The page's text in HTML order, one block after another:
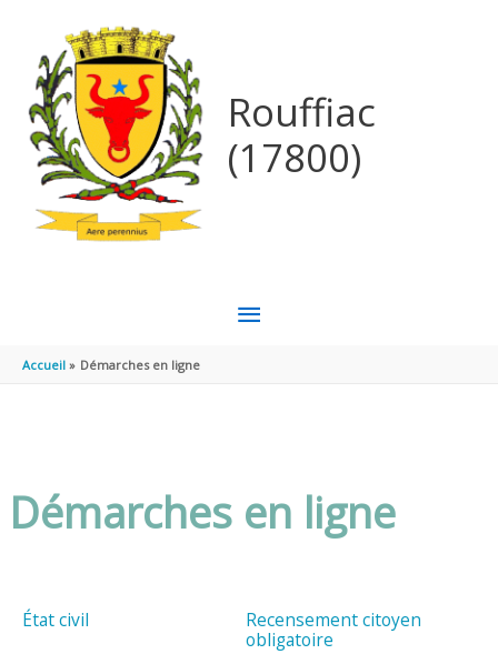
Rouffiac
(17800)
MENU
Accueil Démarches en ligne
Démarches en ligne
État civil
Recensement citoyen
obligatoire